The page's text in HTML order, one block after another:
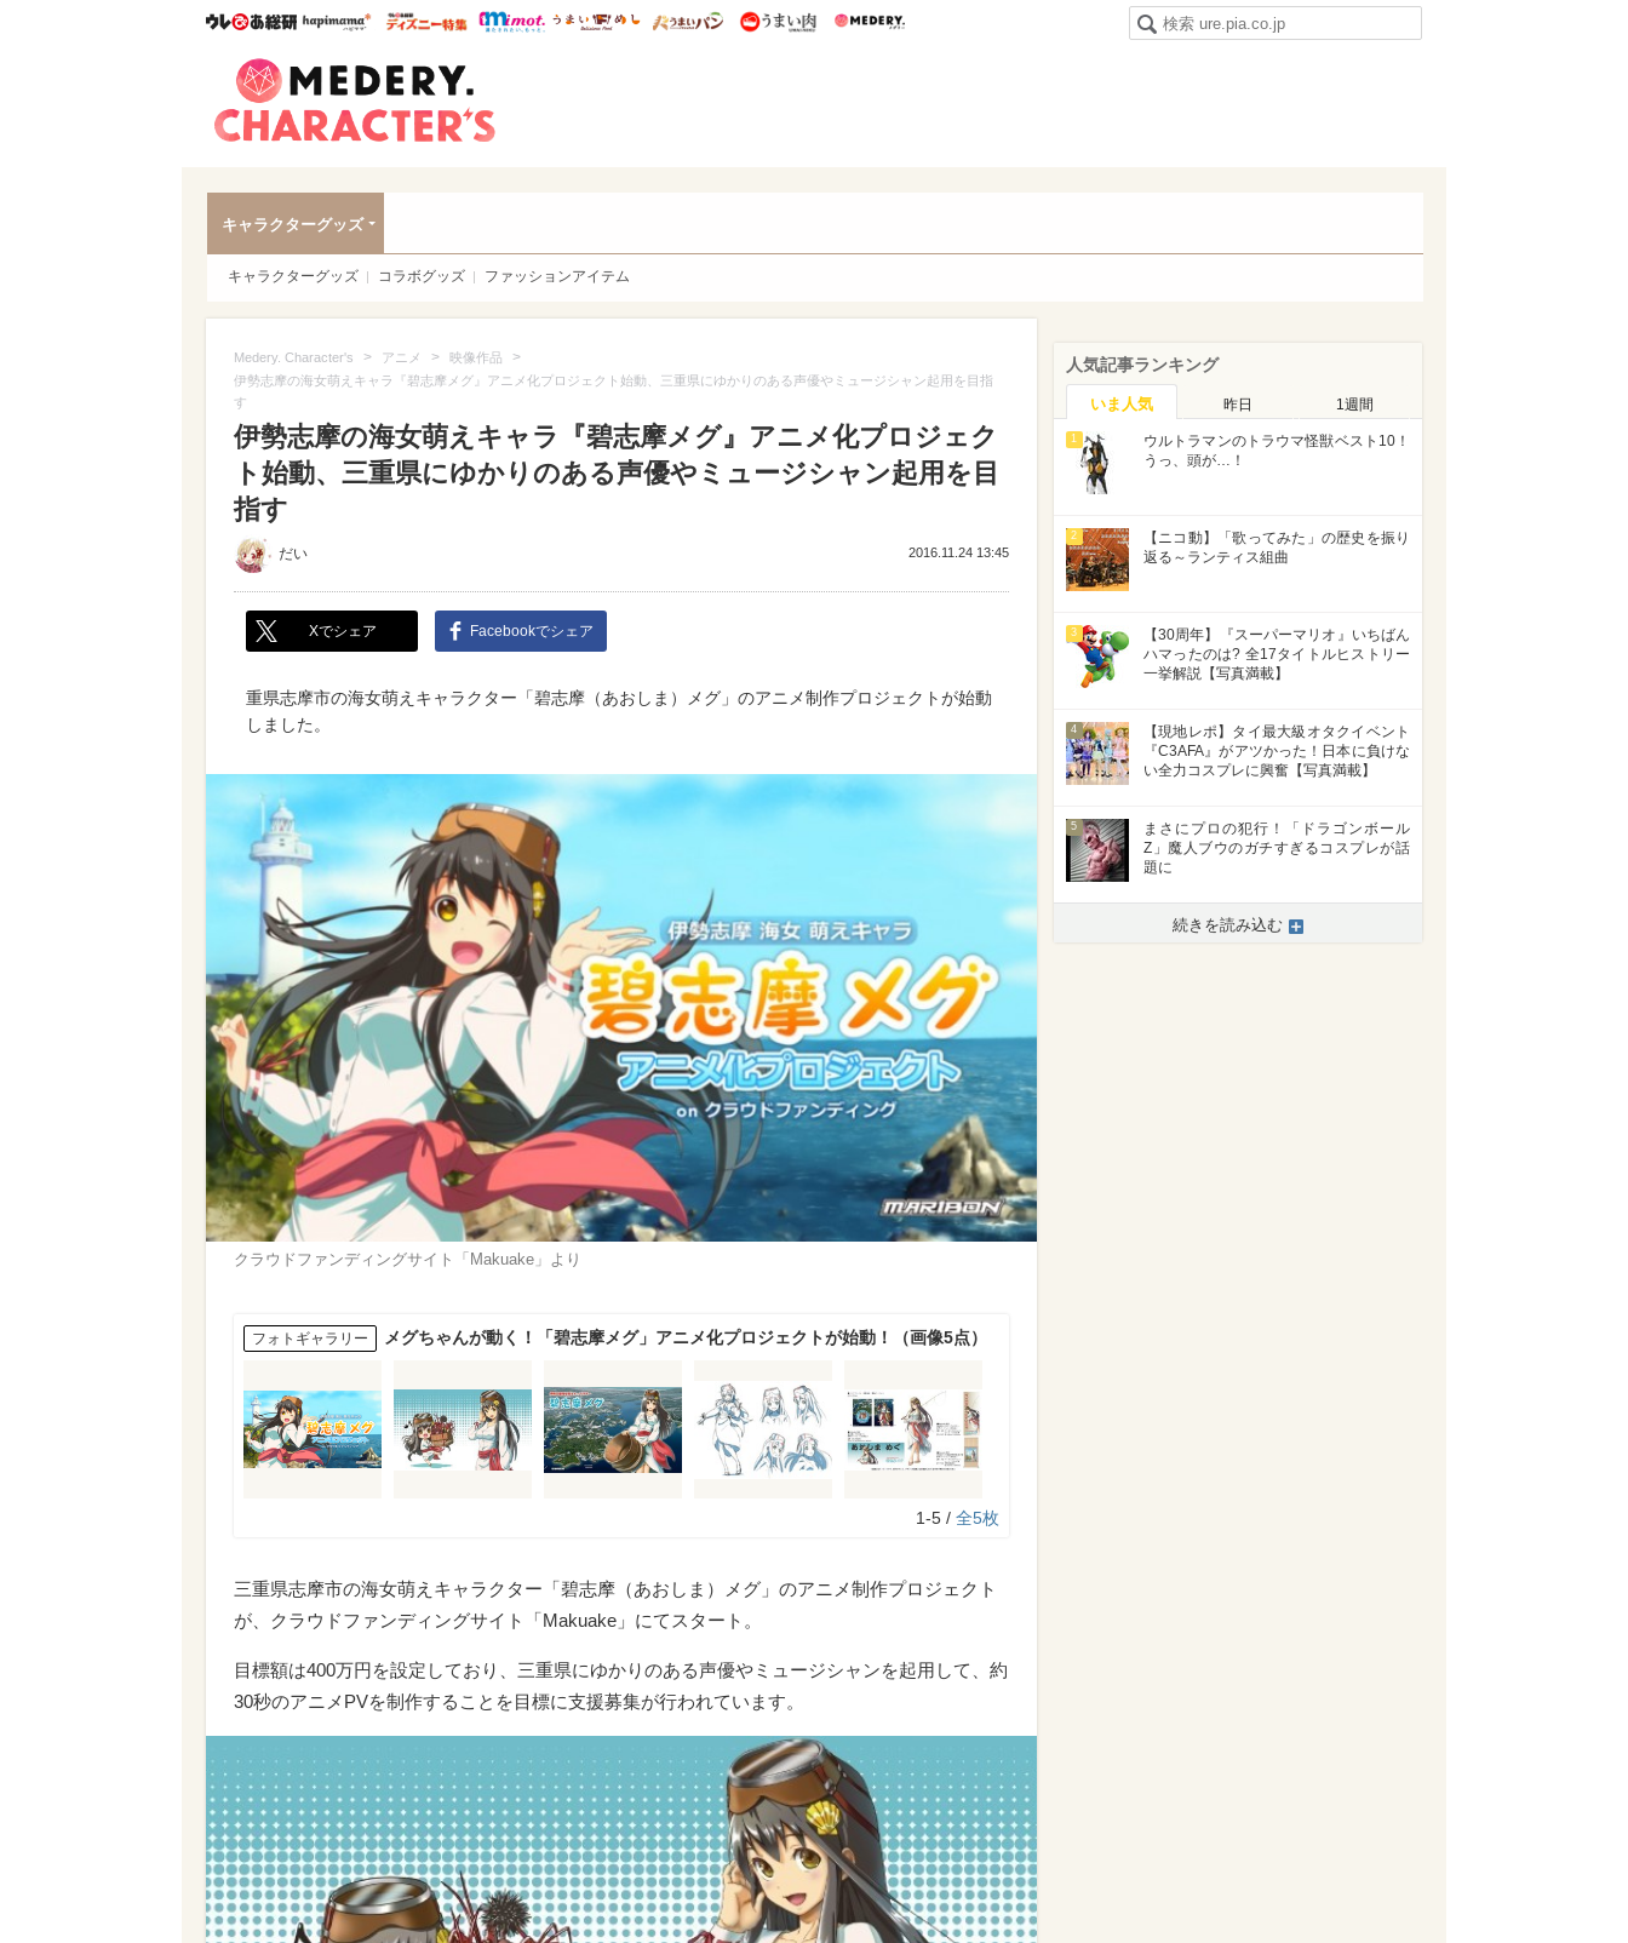
ウレぴあ総研ハピママ* ウレぴあ総研 ディズニー特集
mimot. うまいめし うまいパン うまい肉
キャラクターグッズ
キャラクターグッズ コラボグッズ ファッションアイテム
Medery. Character's > アニメ > 映像作品 >
伊勢志摩の海女萌えキャラ『碧志摩メグ』アニメ化プロジェクト始動、三重県にゆかりのある声優やミュージシャン起用を目指
す
伊勢志摩の海女萌えキャラ『碧志摩メグ』アニメ化プロジェク
ト始動、三重県にゆかりのある声優やミュージシャン起用を目
指す
だい 2016.11.24 13:45
Xでシェア Facebookでシェア
重県志摩市の海女萌えキャラクター「碧志摩（あおしま）メグ」のアニメ制作プロジェクトが始動
しました。
クラウドファンディングサイト「Makuake」より
フォトギャラリー メグちゃんが動く！「碧志摩メグ」アニメ化プロジェクトが始動！（画像5点）
1-5 / 全5枚
三重県志摩市の海女萌えキャラクター「碧志摩（あおしま）メグ」のアニメ制作プロジェクト
が、クラウドファンディングサイト「Makuake」にてスタート。
目標額は400万円を設定しており、三重県にゆかりのある声優やミュージシャンを起用して、約
30秒のアニメPVを制作することを目標に支援募集が行われています。
人気記事ランキング
いま人気 昨日 1週間
1
ウルトラマンのトラウマ怪獣ベスト10！
うっ、頭が…！
2
【ニコ動】「歌ってみた」の歴史を振り
返る～ランティス組曲
3
【30周年】『スーパーマリオ』いちばん
ハマったのは? 全17タイトルヒストリー
一挙解説【写真満載】
4
【現地レポ】タイ最大級オタクイベント
『C3AFA』がアツかった！日本に負けな
い全力コスプレに興奮【写真満載】
5
まさにプロの犯行！「ドラゴンボール
Z」魔人ブウのガチすぎるコスプレが話
題に
続きを読み込む